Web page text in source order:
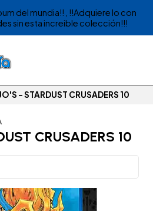
del mundia!! , !!Adquiere lo con
sin esta increible colección!!!
- STARDUST CRUSADERS 10
CRUSADERS 10